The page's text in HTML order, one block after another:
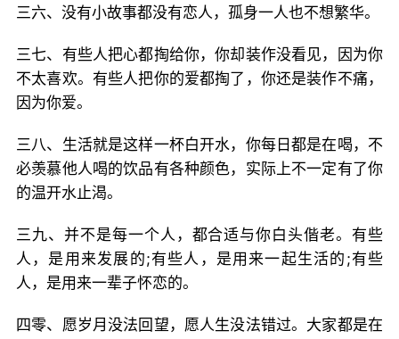
三六、没有小故事都没有恋人，孤身一人也不想繁华。
三七、有些人把心都掏给你，你却装作没看见，因为你
不太喜欢。有些人把你的爱都掏了，你还是装作不痛，
因为你爱。
三八、生活就是这样一杯白开水，你每日都是在喝，不
必羡慕他人喝的饮品有各种颜色，实际上不一定有了你
的温开水止渴。
三九、并不是每一个人，都合适与你白头偕老。有些
人，是用来发展的;有些人，是用来一起生活的;有些
人，是用来一辈子怀恋的。
四零、愿岁月没法回望，愿人生没法错过。大家都是在